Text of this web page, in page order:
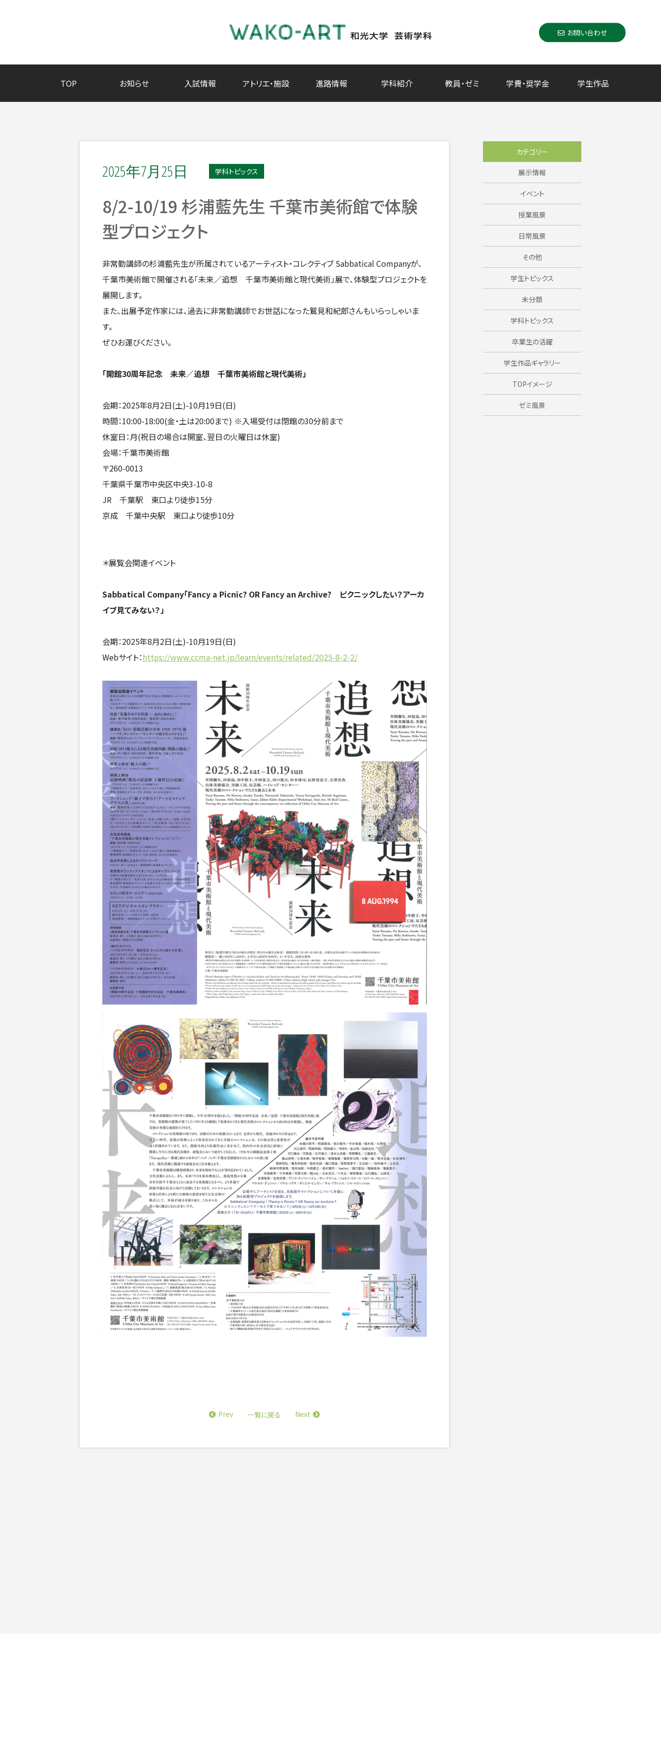
お問い合わせ
TOP お知らせ 入試情報 アトリエ・施設 進路情報 学科紹介 教員・ゼミ 学費・奨学金 学生作品
2025年7月25日 学科トピックス
8/2-10/19 杉浦藍先生 千葉市美術館で体験
型プロジェクト
非常勤講師の杉浦藍先生が所属されているアーティスト・コレクティブ Sabbatical Companyが、
千葉市美術館で開催される「未来／追想 千葉市美術館と現代美術」展で、体験型プロジェクトを
展開します。
また、出展予定作家には、過去に非常勤講師でお世話になった鷲見和紀郎さんもいらっしゃいま
す。
ぜひお運びください。
「開館30周年記念 未来／追想 千葉市美術館と現代美術」
会期：2025年8月2日(土)-10月19日(日)
時間：10:00-18:00(金・土は20:00まで) ※入場受付は閉館の30分前まで
休室日：月(祝日の場合は開室、翌日の火曜日は休室)
会場：千葉市美術館
〒260-0013
千葉県千葉市中央区中央3-10-8
JR 千葉駅 東口より徒歩15分
京成 千葉中央駅 東口より徒歩10分
＊展覧会関連イベント
Sabbatical Company「Fancy a Picnic? OR Fancy an Archive? ピクニックしたい？アーカ
イブ見てみない？」
会期：2025年8月2日(土)-10月19日(日)
Webサイト：https://www.ccma-net.jp/learn/events/related/2025-8-2-2/
Prev 一覧に戻る Next
カテゴリー
展示情報
イベント
授業風景
日常風景
その他
学生トピックス
未分類
学科トピックス
卒業生の活躍
学生作品ギャラリー
TOPイメージ
ゼミ風景